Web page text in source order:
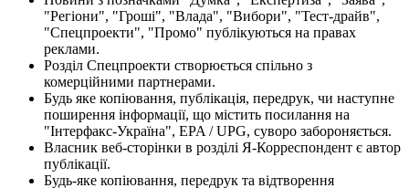
"Регіони", "Гроші", "Влада", "Вибори", "Тест-драйв",
"Спецпроекти", "Промо" публікуються на правах
реклами.
Розділ Спецпроекти створюється спільно з
комерційними партнерами.
Будь яке копіювання, публікація, передрук, чи наступне
поширення інформації, що містить посилання на
"Інтерфакс-Україна", EPA / UPG, суворо забороняється.
Власник веб-сторінки в розділі Я-Корреспондент є автор
публікації.
Будь-яке копіювання, передрук та відтворення